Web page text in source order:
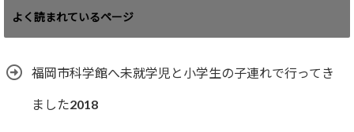
リ
よく読まれているページ
福岡市科学館へ未就学児と小学生の子連れで行ってき
ました2018